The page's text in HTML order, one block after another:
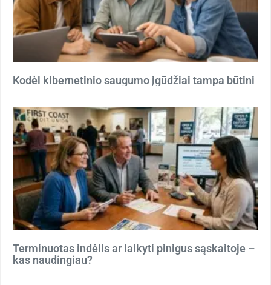
Kodėl kibernetinio saugumo įgūdžiai tampa būtini
Terminuotas indėlis ar laikyti pinigus sąskaitoje –
kas naudingiau?